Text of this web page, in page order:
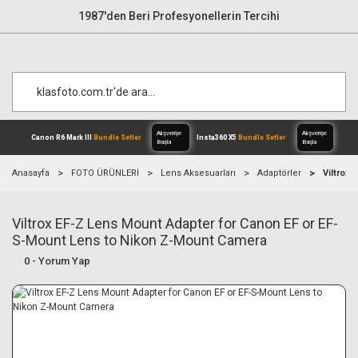
1987'den Beri Profesyonellerin Tercihi
Canon R6 Mark IIIBundle Setler
Alışverişe
Başla
Anasayfa FOTO ÜRÜNLERİ Lens Aksesuarları Adaptörler Viltrox
Viltrox EF-Z Lens Mount Adapter for Canon EF or EF-
S-Mount Lens to Nikon Z-Mount Camera
0 - Yorum Yap